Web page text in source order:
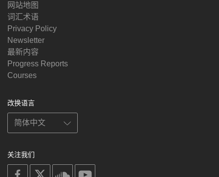
网站地图
词汇术语
Privacy Policy
Newsletter
最新内容
Progress Reports
Courses
改换语言
关注我们
on